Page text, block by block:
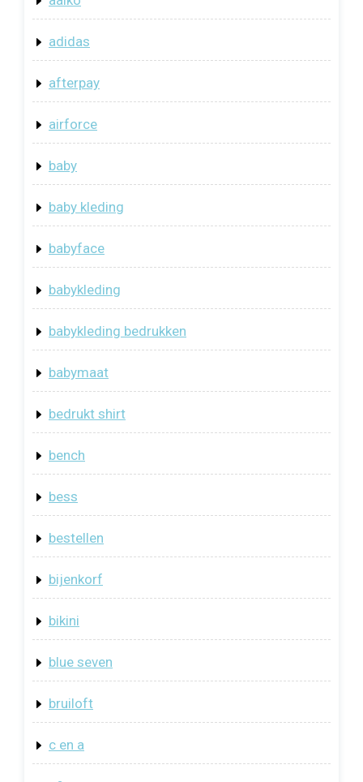
adidas
afterpay
airforce
baby
baby kleding
babyface
babykleding
babykleding bedrukken
babymaat
bedrukt shirt
bench
bess
bestellen
bijenkorf
bikini
blue seven
bruiloft
c en a